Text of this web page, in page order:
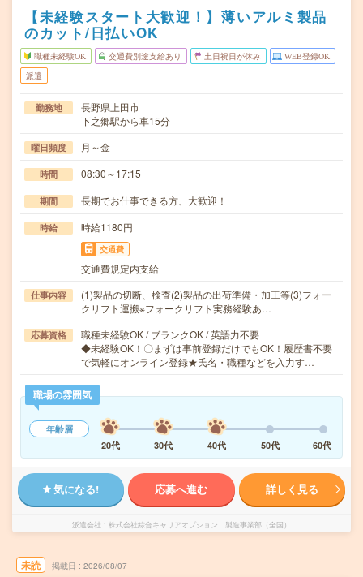
【未経験スタート大歓迎！】薄いアルミ製品
のカット/日払いOK
職種未経験OK 交通費別途支給あり 土日祝日が休み WEB登録OK
派遣
勤務地
長野県上田市
下之郷駅から車15分
曜日頻度 月～金
時間 08:30～17:15
期間 長期でお仕事できる方、大歓迎！
時給 時給1180円
交通費
交通費規定内支給
仕事内容
(1)製品の切断、検査(2)製品の出荷準備・加工等(3)フォー
クリフト運搬※フォークリフト実務経験あ…
応募資格
職種未経験OK / ブランクOK / 英語力不要
◆未経験OK！〇まずは事前登録だけでもOK！履歴書不要
で気軽にオンライン登録★氏名・職種などを入力す…
職場の雰囲気
年齢層
20代
30代 40代 50代 60代
気になる! 応募へ進む 詳しく見る
派遣会社 株式会社綜合キャリアオプション 製造事業部（全国）
未読 掲載日 2026/08/07